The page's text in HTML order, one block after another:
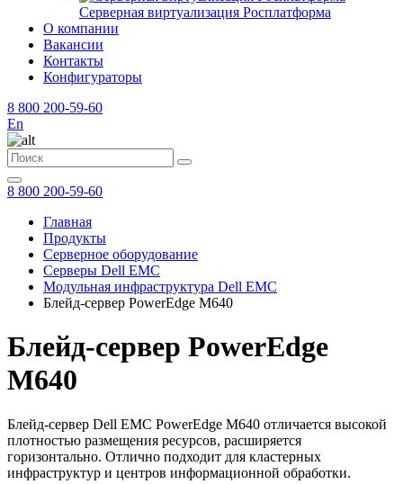
Серверная виртуализация Росплатформа
О компании
Вакансии
Контакты
Конфигураторы
8 800 200-59-60
En
8 800 200-59-60
Главная
Продукты
Серверное оборудование
Серверы Dell EMC
Модульная инфраструктура Dell EMC
Блейд-сервер PowerEdge M640
Блейд-сервер PowerEdge
M640
Блейд-сервер Dell EMC PowerEdge M640 отличается высокой
плотностью размещения ресурсов, расширяется
горизонтально. Отлично подходит для кластерных
инфраструктур и центров информационной обработки.